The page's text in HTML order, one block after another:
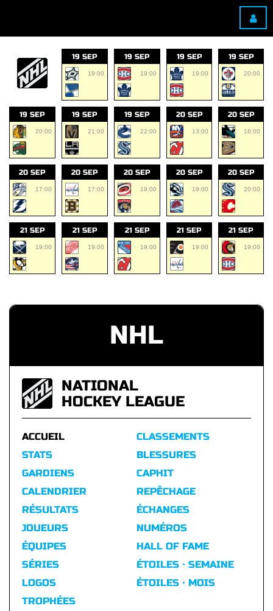
19 SEP
19:00
19 SEP
19:00
19 SEP
19:00
19 SEP
20:00
19 SEP
20:00
19 SEP
21:00
19 SEP
22:00
20 SEP
13:00
20 SEP
16:00
20 SEP
17:00
20 SEP
17:00
20 SEP
19:00
20 SEP
19:00
20 SEP
20:00
21 SEP
19:00
21 SEP
19:00
21 SEP
19:00
21 SEP
19:00
21 SEP
19:00
NHL
NATIONAL
HOCKEY LEAGUE
ACCUEIL
STATS
GARDIENS
CALENDRIER
RÉSULTATS
CLASSEMENTS
BLESSURES
CAPHIT
REPÊCHAGE
ÉCHANGES
JOUEURS
ÉQUIPES
SÉRIES
LOGOS
TROPHÉES
NUMÉROS
HALL OF FAME
ÉTOILES · SEMAINE
ÉTOILES · MOIS